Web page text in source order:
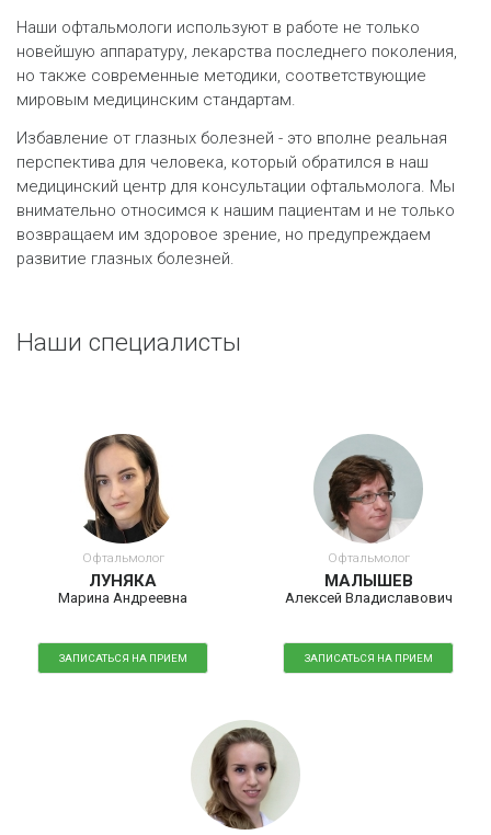
Наши офтальмологи используют в работе не только
новейшую аппаратуру, лекарства последнего поколения,
но также современные методики, соответствующие
мировым медицинским стандартам.
Избавление от глазных болезней - это вполне реальная
перспектива для человека, который обратился в наш
медицинский центр для консультации офтальмолога. Мы
внимательно относимся к нашим пациентам и не только
возвращаем им здоровое зрение, но предупреждаем
развитие глазных болезней.
Наши специалисты
Офтальмолог
ЛУНЯКА
Марина Андреевна
ЗАПИСАТЬСЯ НА ПРИЕМ
Офтальмолог
МАЛЫШЕВ
Алексей Владиславович
ЗАПИСАТЬСЯ НА ПРИЕМ